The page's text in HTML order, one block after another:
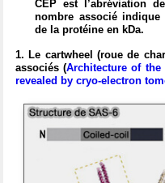
CEP est l’abréviation de
nombre associé
de la protéine en kDa.
1. Le cartwheel (roue de
associés (Architecture of the
revealed by cryo‐electron